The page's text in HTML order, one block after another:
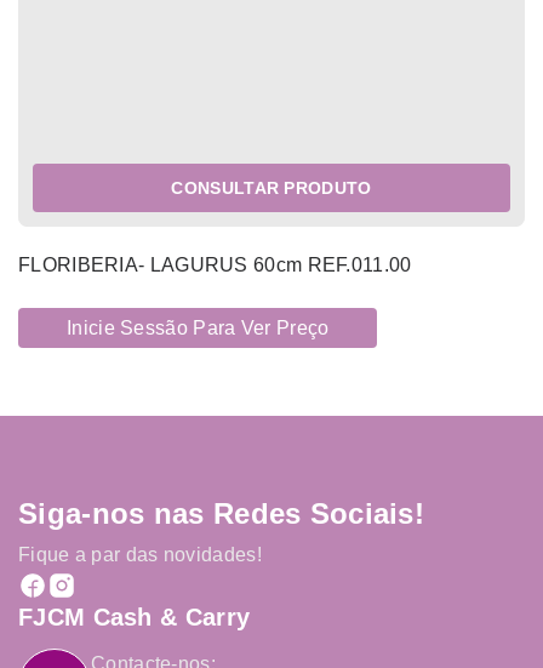
CONSULTAR PRODUTO
FLORIBERIA- LAGURUS 60cm REF.011.00
Inicie Sessão Para Ver Preço
Siga-nos nas Redes Sociais!
Fique a par das novidades!
FJCM Cash & Carry